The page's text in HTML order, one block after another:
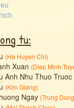
tu:
(Ha Huyen Chi)
Xuan (Diep Minh
Anh Nhu Thuo Truoc
(Kim Giang)
Ngay (Trung Dung